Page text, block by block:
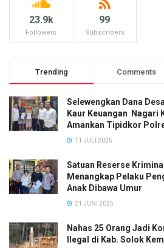
23.9k
Followers
99
Subscribers
Trending Comments
Selewengkan Dana
Kaur Keuangan Nagari
Amankan Tipidkor
11 JULI 2025
Satuan Reserse
Menangkap Pelaku
Anak Dibawa Umur
21 JUNI 2025
Nahas 25 Orang Jadi
Ilegal di Kab. Solok